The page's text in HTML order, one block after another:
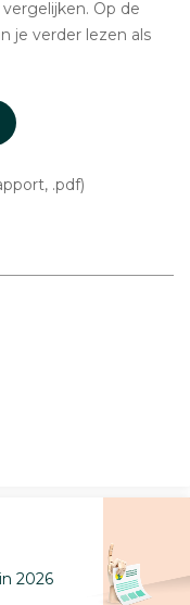
Op de
je verder lezen als
.pdf)
2026